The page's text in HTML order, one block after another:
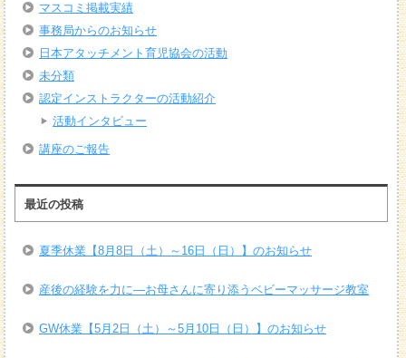
マスコミ掲載実績
事務局からのお知らせ
日本アタッチメント育児協会の活動
未分類
認定インストラクターの活動紹介
活動インタビュー
講座のご報告
最近の投稿
夏季休業【8月8日（土）～16日（日）】のお知らせ
産後の経験を力に―お母さんに寄り添うベビーマッサージ教室
GW休業【5月2日（土）～5月10日（日）】のお知らせ